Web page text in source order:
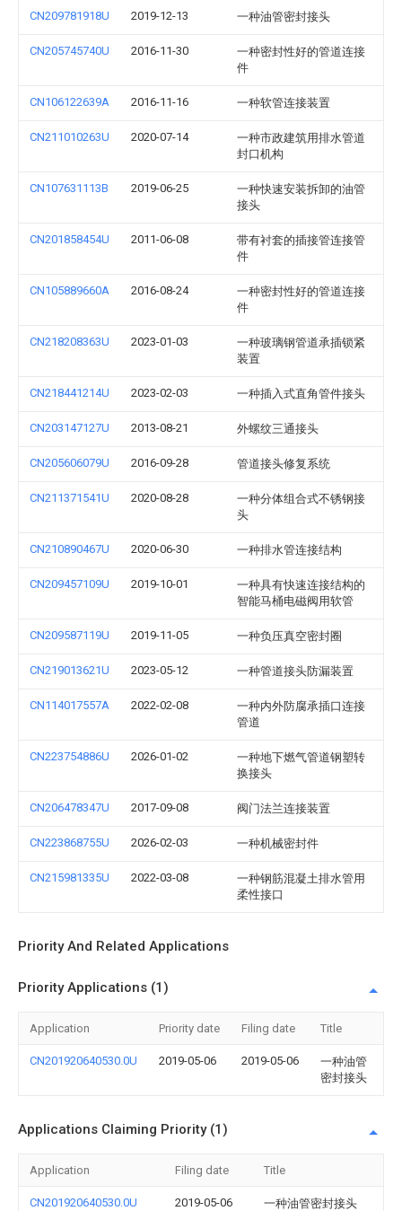
CN209781918U 2019-12-13 一种油管密封接头
CN205745740U 2016-11-30
一种密封性好的管道连接
件
CN106122639A 2016-11-16 一种软管连接装置
CN211010263U 2020-07-14
一种市政建筑用排水管道
封口机构
CN107631113B 2019-06-25
一种快速安装拆卸的油管
接头
CN201858454U 2011-06-08
带有衬套的插接管连接管
件
CN105889660A 2016-08-24
一种密封性好的管道连接
件
CN218208363U 2023-01-03
一种玻璃钢管道承插锁紧
装置
CN218441214U 2023-02-03 一种插入式直角管件接头
CN203147127U 2013-08-21 外螺纹三通接头
CN205606079U 2016-09-28 管道接头修复系统
CN211371541U 2020-08-28
一种分体组合式不锈钢接
头
CN210890467U 2020-06-30 一种排水管连接结构
CN209457109U 2019-10-01
一种具有快速连接结构的
智能马桶电磁阀用软管
CN209587119U 2019-11-05 一种负压真空密封圈
CN219013621U 2023-05-12 一种管道接头防漏装置
CN114017557A 2022-02-08
一种内外防腐承插口连接
管道
CN223754886U 2026-01-02
一种地下燃气管道钢塑转
换接头
CN206478347U 2017-09-08 阀门法兰连接装置
CN223868755U 2026-02-03 一种机械密封件
CN215981335U 2022-03-08
一种钢筋混凝土排水管用
柔性接口
Priority And Related Applications
Priority Applications (1)
Application Priority date Filing date Title
CN201920640530.0U 2019-05-06 2019-05-06
一种油管
密封接头
Applications Claiming Priority (1)
Application Filing date Title
CN201920640530.0U 2019-05-06 一种油管密封接头